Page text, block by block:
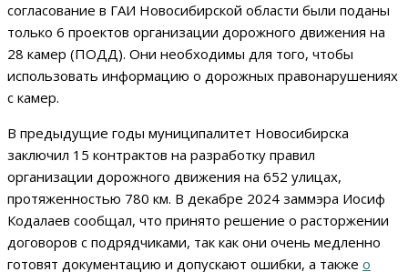
согласование в ГАИ Новосибирской области были поданы
только 6 проектов организации дорожного движения на
28 камер (ПОДД). Они необходимы для того, чтобы
использовать информацию о дорожных правонарушениях
с камер.
В предыдущие годы муниципалитет Новосибирска
заключил 15 контрактов на разработку правил
организации дорожного движения на 652 улицах,
протяженностью 780 км. В декабре 2024 заммэра Иосиф
Кодалаев сообщал, что принято решение о расторжении
договоров с подрядчиками, так как они очень медленно
готовят документацию и допускают ошибки, а также о